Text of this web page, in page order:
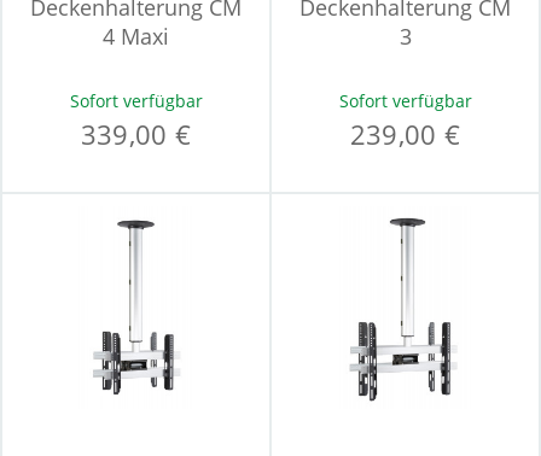
Deckenhalterung CM
4 Maxi
Sofort verfügbar
339,00 €
Deckenhalterung CM
3
Sofort verfügbar
239,00 €